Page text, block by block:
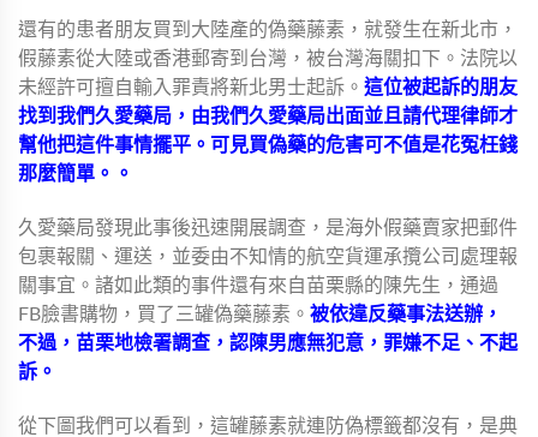
還有的患者朋友買到大陸產的偽藥藤素，就發生在新北市，
假藤素從大陸或香港郵寄到台灣，被台灣海關扣下。法院以
未經許可擅自輸入罪責將新北男士起訴。 這位被起訴的朋友
找到我們久愛藥局，由我們久愛藥局出面並且請代理律師才
幫他把這件事情擺平。可見買偽藥的危害可不值是花冤枉錢
那麼簡單。。
久愛藥局發現此事後迅速開展調查，是海外假藥賣家把郵件
包裹報關、運送，並委由不知情的航空貨運承攬公司處理報
關事宜。諸如此類的事件還有來自苗栗縣的陳先生，通過
FB臉書購物，買了三罐偽藥藤素。 被依違反藥事法送辦，
不過，苗栗地檢署調查，認陳男應無犯意，罪嫌不足、不起
訴。
從下圖我們可以看到，這罐藤素就連防偽標籤都沒有，是典